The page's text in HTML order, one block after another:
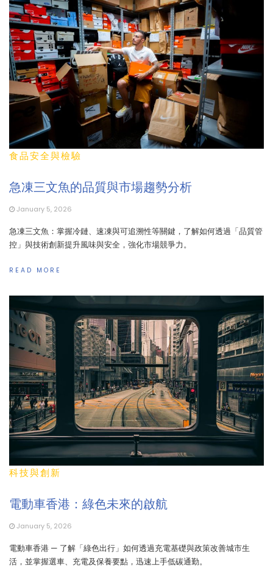
食品安全與檢驗
急凍三文魚的品質與市場趨勢分析
January 5, 2026
急凍三文魚：掌握冷鏈、速凍與可追溯性等關鍵，了解如何透過「品質管
控」與技術創新提升風味與安全，強化市場競爭力。
READ MORE
科技與創新
電動車香港：綠色未來的啟航
January 5, 2026
電動車香港 — 了解「綠色出行」如何透過充電基礎與政策改善城市生
活，並掌握選車、充電及保養要點，迅速上手低碳通勤。